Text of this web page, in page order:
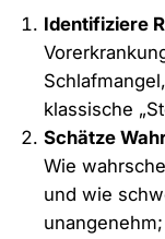
Identifiziere
klassische
Schätze
Wie
und wie